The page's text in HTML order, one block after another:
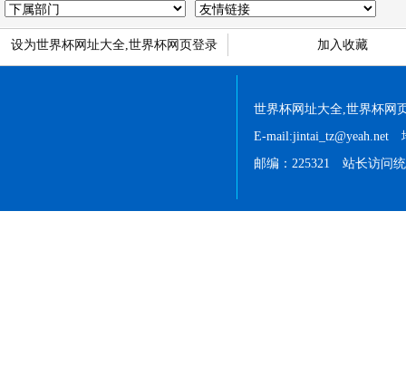
设为世界杯网址大全,世界杯网页登录 加入收藏
世界杯网址大全,世界杯网
E-mail:jintai_tz@yeah.net
邮编：225321 站长访问